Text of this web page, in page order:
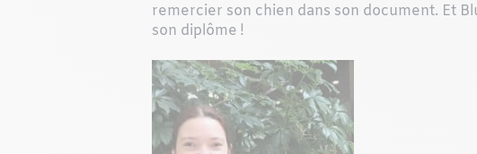
remercier son chien dans son document. Et
son diplôme !